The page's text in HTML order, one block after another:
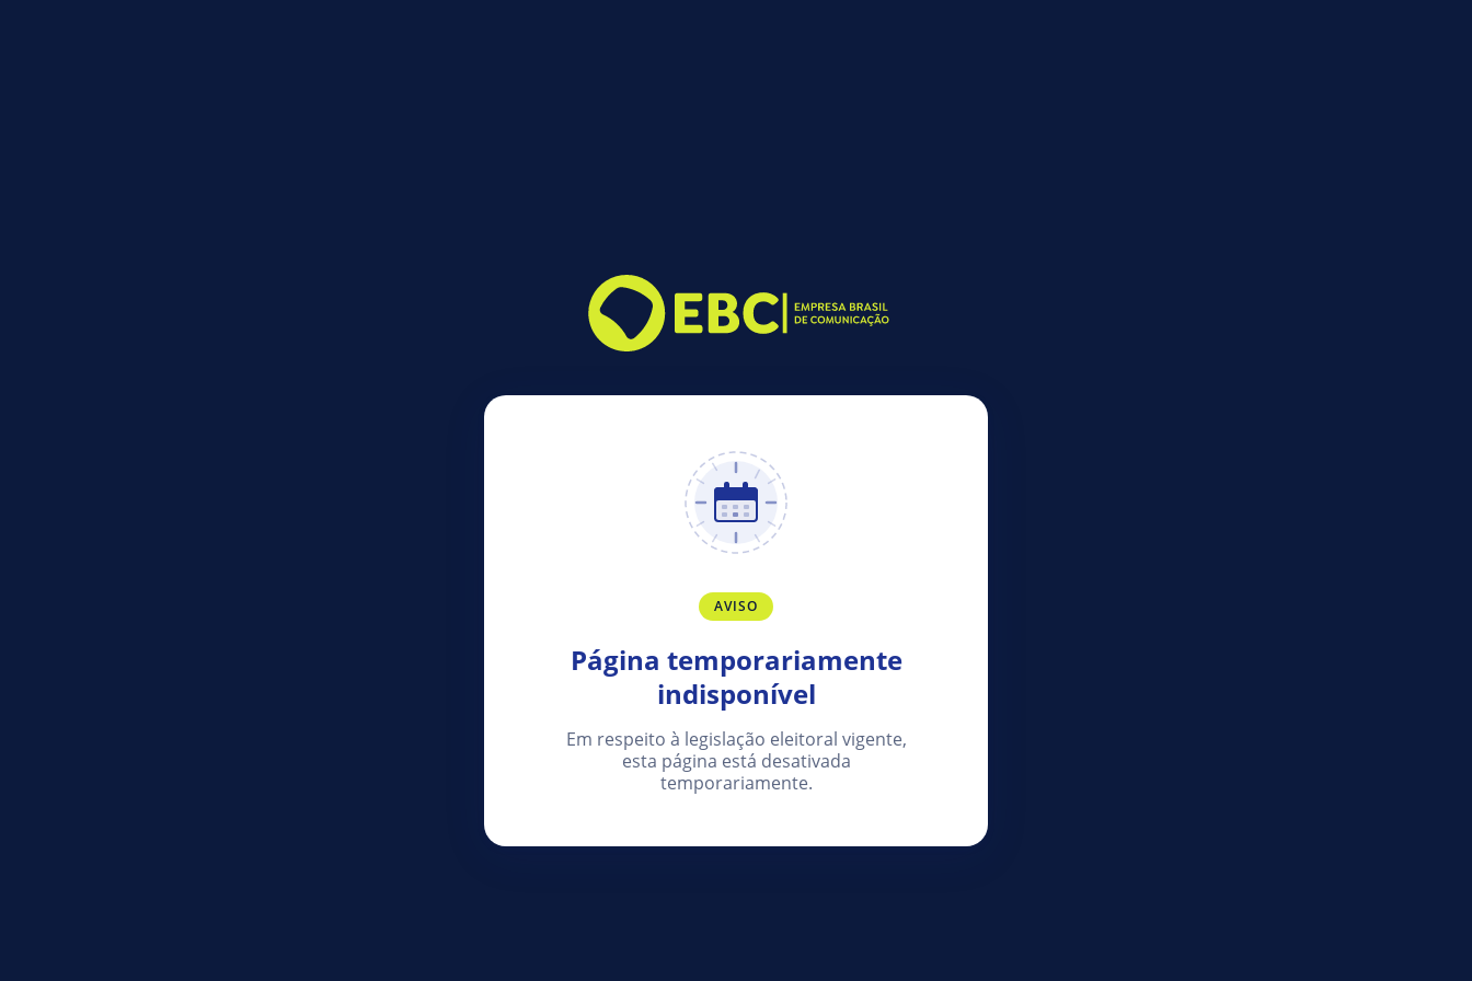
AVISO
Página temporariamente
indisponível
Em respeito à legislação eleitoral vigente,
esta página está desativada
temporariamente.